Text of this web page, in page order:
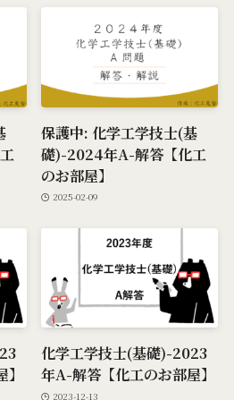
保護中: 化学工学技士(基
礎)-2024年A-解答【化工
のお部屋】
2025-02-09
化学工学技士(基礎)-2023
年A-解答【化工のお部屋】
2023-12-13